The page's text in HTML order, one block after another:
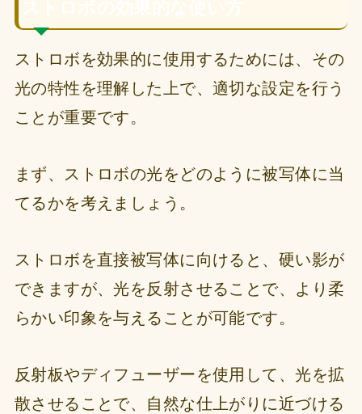
ストロボを効果的に使用するためには、その
光の特性を理解した上で、適切な設定を行う
ことが重要です。
まず、ストロボの光をどのように被写体に当
てるかを考えましょう。
ストロボを直接被写体に向けると、硬い影が
できますが、光を反射させることで、より柔
らかい印象を与えることが可能です。
反射板やディフューザーを使用して、光を拡
散させることで、自然な仕上がりに近づける